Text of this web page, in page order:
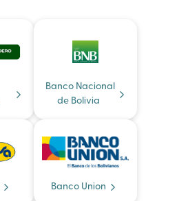
Banco Nacional
de Bolivia
Banco Union